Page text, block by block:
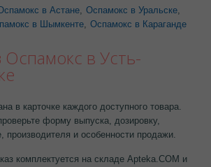
в Астане Оспамокс в Уральске
в Шымкенте Оспамокс в Караганде
Оспамокс в Усть-
в карточке каждого доступного товара.
форму выпуска, дозировку,
производителя и особенности продажи.
комплектуется на складе Apteka.COM и